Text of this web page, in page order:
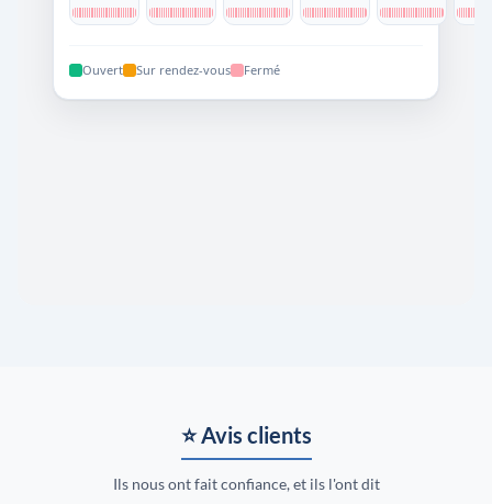
⭐ Avis clients
Ils nous ont fait confiance, et ils l'ont dit